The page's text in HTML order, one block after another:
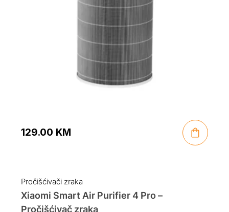
129.00 KM
Pročišćivači zraka
Xiaomi Smart Air Purifier 4 Pro –
Pročišćivač zraka